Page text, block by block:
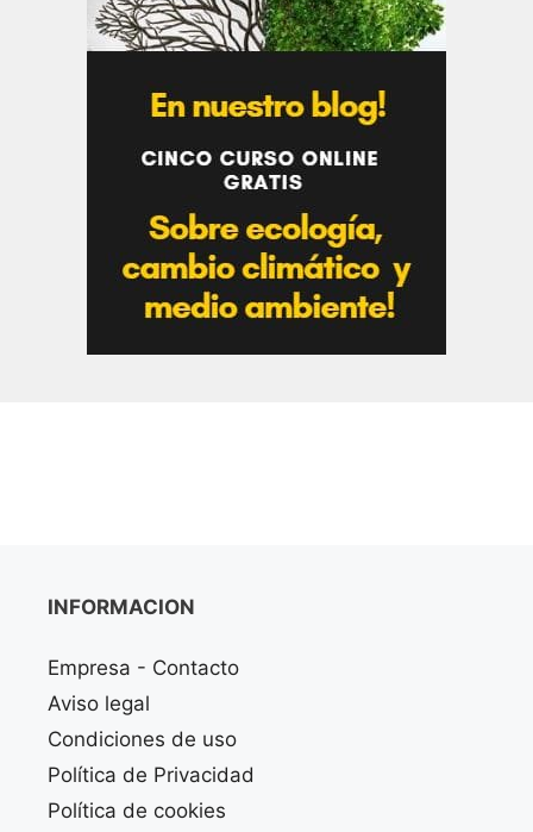
INFORMACION
Empresa - Contacto
Aviso legal
Condiciones de uso
Política de Privacidad
Política de cookies